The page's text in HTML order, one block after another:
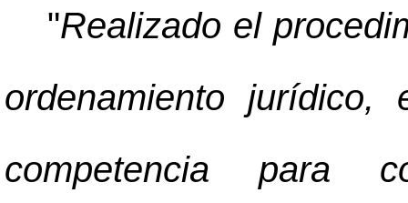
"Realizado el
ordenamiento jurídico,
competencia para